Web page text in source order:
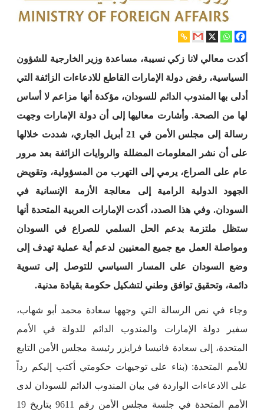
أكدت معالي لانا زكي نسيبة، مساعدة وزير الخارجية للشؤون
السياسية، رفض دولة الإمارات القاطع للادعاءات الزائفة التي
أدلى بها المندوب الدائم للسودان، مؤكدة أنها مزاعم لا أساس
لها من الصحة. وأشارت معاليها إلى أن دولة الإمارات وجهت
رسالة إلى مجلس الأمن في 21 أبريل الجاري، شددت خلالها
على أن نشر المعلومات المضللة والروايات الزائفة بعد مرور
عام على الصراع، يرمي إلى التهرب من المسؤولية، وتقويض
الجهود الدولية الرامية إلى معالجة الأزمة الإنسانية في
السودان. وفي هذا الصدد، أكدت الإمارات العربية المتحدة أنها
ستظل ملتزمة بدعم الحل السلمي للصراع في السودان
ومواصلة العمل مع جميع المعنيين لدعم أية عملية تهدف إلى
وضع السودان على المسار السياسي للتوصل إلى تسوية
دائمة، وتحقيق توافق وطني لتشكيل حكومة بقيادة مدنية.
وجاء في نص الرسالة التي وجهها سعادة محمد أبو شهاب،
سفير دولة الإمارات والمندوب الدائم للدولة في الأمم
المتحدة، إلى سعادة فانيسا فرايزر رئيسة مجلس الأمن التابع
للأمم المتحدة: (بناء على توجيهات حكومتي أكتب إليكم رداً
على الادعاءات الواردة في بيان المندوب الدائم للسودان لدى
الأمم المتحدة في جلسة مجلس الأمن رقم 9611 بتاريخ 19